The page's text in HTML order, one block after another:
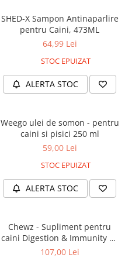
SHED-X Sampon Antinaparlire
pentru Caini, 473ML
64,99 Lei
STOC EPUIZAT
ALERTA STOC
Weego ulei de somon - pentru
caini si pisici 250 ml
59,00 Lei
STOC EPUIZAT
ALERTA STOC
Chewz - Supliment pentru
caini Digestion & Immunity 60
comprimate masticabile
107,00 Lei